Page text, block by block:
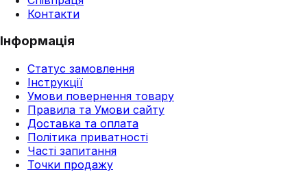
Контакти
Інформація
Статус замовлення
Інструкції
Умови повернення товару
Правила та Умови сайту
Доставка та оплата
Політика приватності
Часті запитання
Точки продажу